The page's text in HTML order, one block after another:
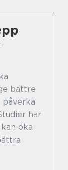
bättre
har
öka